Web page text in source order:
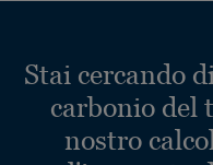
Stai cercando
carbonio del
nostro